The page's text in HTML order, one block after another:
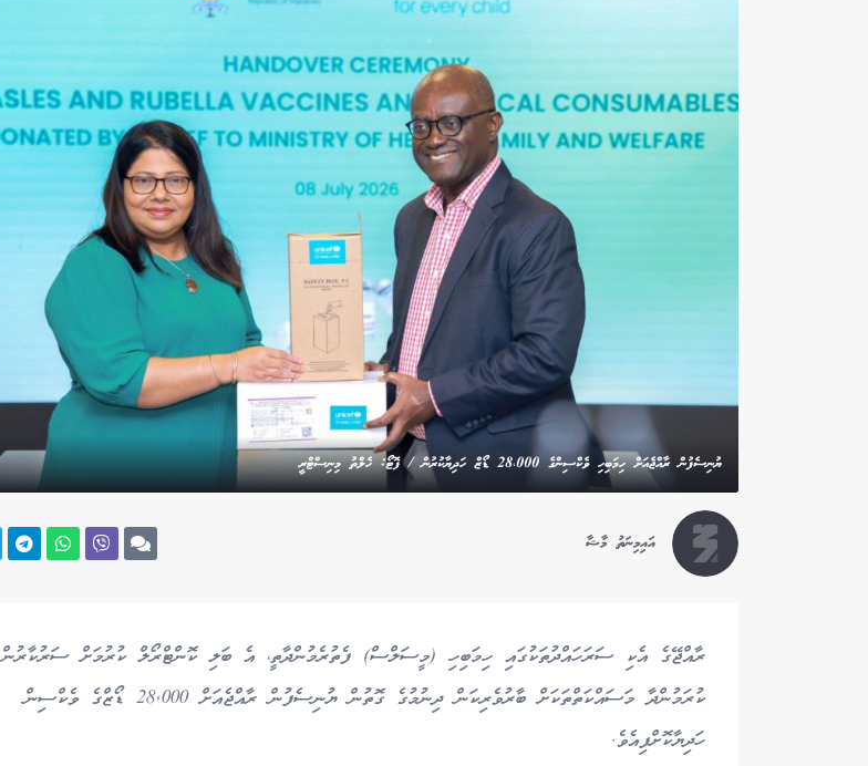
ޔުނިސެފުން ރާއްޖެއަށް ހިމަބިހި ވެކްސިންގެ 28،000 ޑޯޒް ހަދިޔާކުރުން / ފޮޓޯ: ހެލްތު މިނިސްޓްރީ
އައިމިނަތު މާޝާ
ރާއްޖޭގެ އެކި ސަރަހައްދުތަކުގައި ހިމަބިހި (މީސަލްސް) ފެތުރެމުންދާތީ، އެ ބަލި ކޮންޓްރޯލް ކުރުމަށް ސަރުކާރުން
ކުރަމުންދާ މަސައްކަތްތަކަށް ބާރުވެރިކަން ދިނުމުގެ ގޮތުން ޔުނިސެފުން ރާއްޖެއަށް 28,000 ޑޯޒްގެ ވެކްސިން
ހަދިޔާކޮށްފިއެވެ.